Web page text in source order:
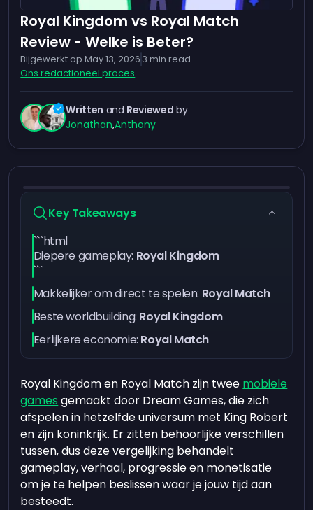
Royal Kingdom vs Royal Match
Review - Welke is Beter?
Bijgewerkt op May 13, 2026 3 min read
Ons redactioneel proces
Written and Reviewed by
Jonathan,Anthony
Key Takeaways
```html
Diepere gameplay: Royal Kingdom
```
Makkelijker om direct te spelen: Royal Match
Beste worldbuilding: Royal Kingdom
Eerlijkere economie: Royal Match
Royal Kingdom en Royal Match zijn twee mobiele
games gemaakt door Dream Games, die zich
afspelen in hetzelfde universum met King Robert
en zijn koninkrijk. Er zitten behoorlijke verschillen
tussen, dus deze vergelijking behandelt
gameplay, verhaal, progressie en monetisatie
om je te helpen beslissen waar je jouw tijd aan
besteedt.